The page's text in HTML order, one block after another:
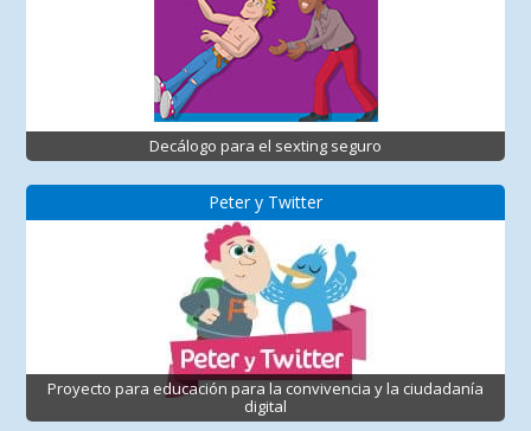
Decálogo para el sexting seguro
Peter y Twitter
Proyecto para educación para la convivencia y la ciudadanía
digital